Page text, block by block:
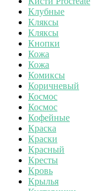
Клубные
Кляксы
Кляксы
Кнопки
Кожа
Кожа
Комиксы
Коричневый
Космос
Космос
Кофейные
Краска
Краски
Красный
Кресты
Кровь
Крылья